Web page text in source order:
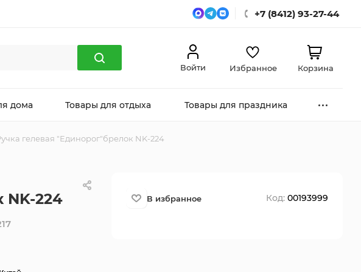
+7 (8412) 93-27-44
Войти
Избранное Корзина
дома Товары для отдыха Товары для праздника
гелевая "Единорог"брелок NK-224
NK-224
Код: 00193999